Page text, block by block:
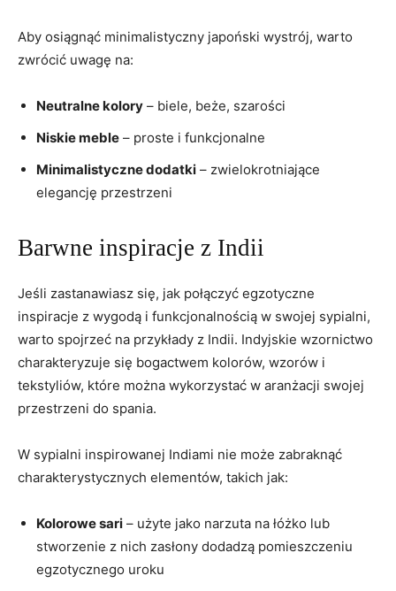
Aby osiągnąć minimalistyczny⁣ japoński wystrój, warto
‌zwrócić⁤ uwagę na:
Neutralne kolory – biele, beże, szarości
Niskie meble – proste i funkcjonalne
Minimalistyczne dodatki – zwielokrotniające
elegancję przestrzeni
Barwne⁤ inspiracje z Indii
Jeśli zastanawiasz się, jak połączyć egzotyczne
inspiracje z wygodą i funkcjonalnością w swojej⁣ sypialni,‌
warto spojrzeć na przykłady z ‍Indii.​ Indyjskie‍ wzornictwo
charakteryzuje się‌ bogactwem ‌kolorów, wzorów i
tekstyliów, które można wykorzystać w⁢ aranżacji ⁣swojej
przestrzeni do spania.
W sypialni inspirowanej Indiami nie może zabraknąć
charakterystycznych elementów, takich jak:
Kolorowe sari – użyte jako narzuta⁢ na łóżko lub
stworzenie z nich zasłony dodadzą pomieszczeniu
egzotycznego uroku